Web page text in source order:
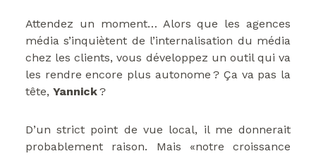
Attendez un moment… Alors que les agences
média s’inquiètent de l’internalisation du média
chez les clients, vous développez un outil qui va
les rendre encore plus autonome ? Ça va pas la
tête, Yannick?
D’un strict point de vue local, il me donnerait
probablement raison. Mais «notre croissance